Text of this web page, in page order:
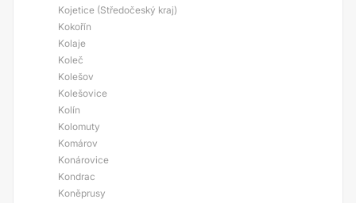
Kojetice (Středočeský kraj)
Kokořín
Kolaje
Koleč
Kolešov
Kolešovice
Kolín
Kolomuty
Komárov
Konárovice
Kondrac
Koněprusy